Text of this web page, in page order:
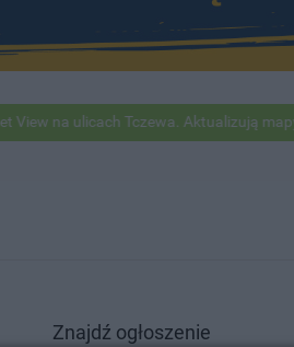
na ulicach Tczewa. Aktualizują mapy
Znajdź ogłoszenie